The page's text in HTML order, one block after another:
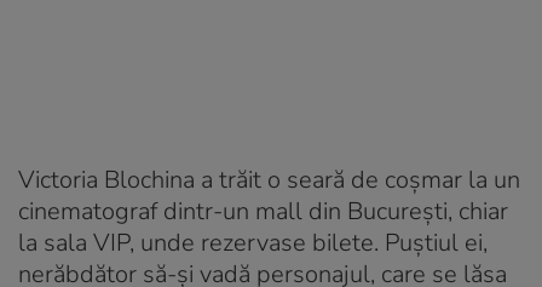
Victoria Blochina a trăit o seară de coșmar la un
cinematograf dintr-un mall din București, chiar
la sala VIP, unde rezervase bilete. Puștiul ei,
nerăbdător să-și vadă personajul, care se lăsa